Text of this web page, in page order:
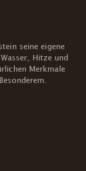
seine eigene
Hitze und
Merkmale